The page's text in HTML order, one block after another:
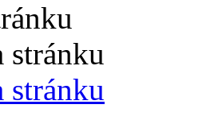
stránku
stránku